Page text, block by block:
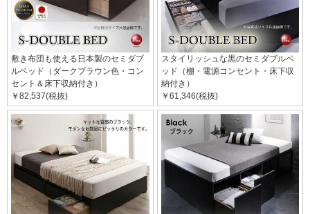
敷き布団も使える日本製のセミダブ
ルベッド（ダークブラウン色・コン
セント＆床下収納付き）
￥82,537(税抜)
スタイリッシュな黒のセミダブルベ
ッド（棚・電源コンセント・床下収
納付き）
￥61,346(税抜)